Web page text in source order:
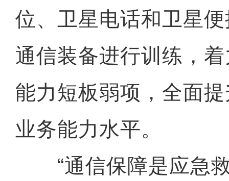
位、卫星电话和卫星
通信装备进行训练，
能力短板弱项，全面
业务能力水平。
“通信保障是应急救